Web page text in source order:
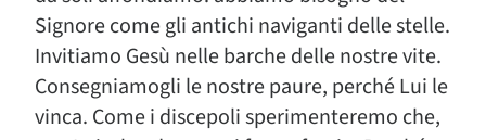
Signore come gli antichi naviganti delle stelle.
Invitiamo Gesù nelle barche delle nostre vite.
Consegniamogli le nostre paure, perché Lui le
vinca. Come i discepoli sperimenteremo che,